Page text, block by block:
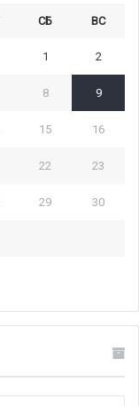
СБ ВС
1 2
8 9
15 16
22 23
29 30